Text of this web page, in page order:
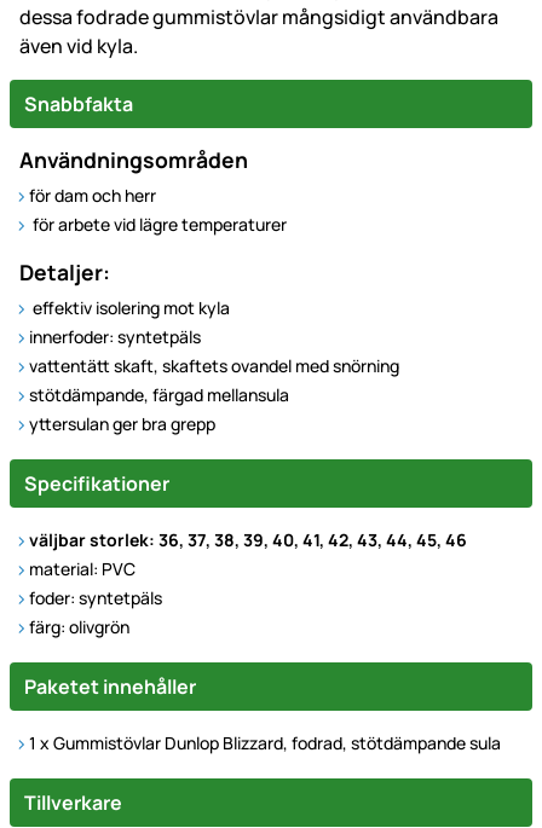
dessa fodrade gummistövlar mångsidigt användbara
även vid kyla.
Snabbfakta
Användningsområden
för dam och herr
för arbete vid lägre temperaturer
Detaljer:
effektiv isolering mot kyla
innerfoder: syntetpäls
vattentätt skaft, skaftets ovandel med snörning
stötdämpande, färgad mellansula
yttersulan ger bra grepp
Specifikationer
väljbar storlek: 36, 37, 38, 39, 40, 41, 42, 43, 44, 45, 46
material: PVC
foder: syntetpäls
färg: olivgrön
Paketet innehåller
1 x Gummistövlar Dunlop Blizzard, fodrad, stötdämpande sula
Tillverkare